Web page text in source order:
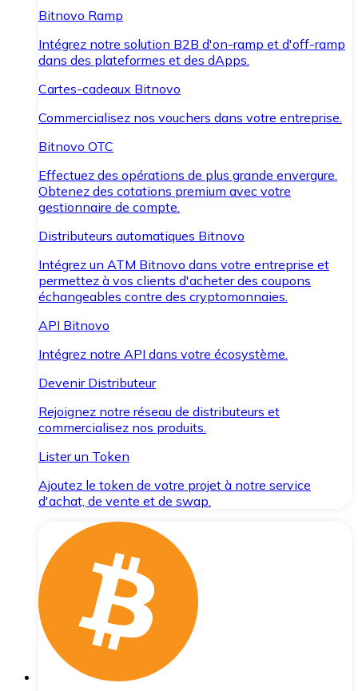
Bitnovo Ramp
Intégrez notre solution B2B d'on-ramp et d'off-ramp
dans des plateformes et des dApps.
Cartes-cadeaux Bitnovo
Commercialisez nos vouchers dans votre entreprise.
Bitnovo OTC
Effectuez des opérations de plus grande envergure.
Obtenez des cotations premium avec votre
gestionnaire de compte.
Distributeurs automatiques Bitnovo
Intégrez un ATM Bitnovo dans votre entreprise et
permettez à vos clients d'acheter des coupons
échangeables contre des cryptomonnaies.
API Bitnovo
Intégrez notre API dans votre écosystème.
Devenir Distributeur
Rejoignez notre réseau de distributeurs et
commercialisez nos produits.
Lister un Token
Ajoutez le token de votre projet à notre service
d'achat, de vente et de swap.